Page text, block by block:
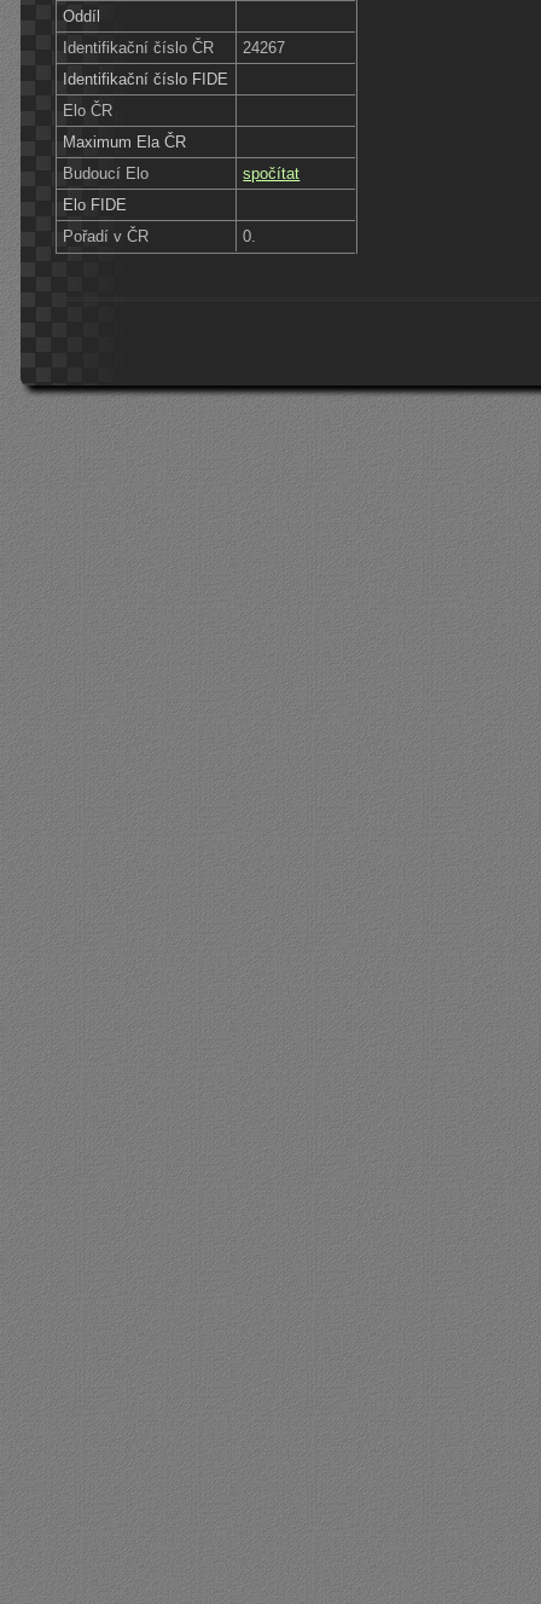
Oddíl
Identifikační číslo ČR
24267
Identifikační číslo FIDE
Elo ČR
Maximum Ela ČR
Budoucí Elo
spočítat
Elo FIDE
Pořadí v ČR
0.